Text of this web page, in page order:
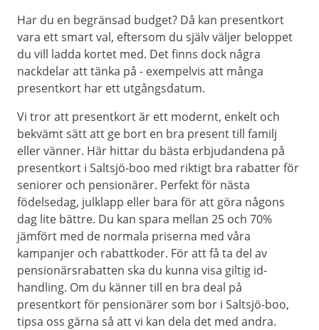
Har du en begränsad budget? Då kan presentkort
vara ett smart val, eftersom du själv väljer beloppet
du vill ladda kortet med. Det finns dock några
nackdelar att tänka på - exempelvis att många
presentkort har ett utgångsdatum.
Vi tror att presentkort är ett modernt, enkelt och
bekvämt sätt att ge bort en bra present till familj
eller vänner. Här hittar du bästa erbjudandena på
presentkort i Saltsjö-boo med riktigt bra rabatter för
seniorer och pensionärer. Perfekt för nästa
födelsedag, julklapp eller bara för att göra någons
dag lite bättre. Du kan spara mellan 25 och 70%
jämfört med de normala priserna med våra
kampanjer och rabattkoder. För att få ta del av
pensionärsrabatten ska du kunna visa giltig id-
handling. Om du känner till en bra deal på
presentkort för pensionärer som bor i Saltsjö-boo,
tipsa oss gärna så att vi kan dela det med andra.